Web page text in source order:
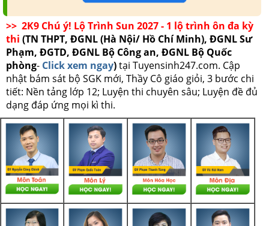
>> 2K9 Chú ý! Lộ Trình Sun 2027 - 1 lộ trình ôn đa kỳ
thi (TN THPT, ĐGNL (Hà Nội/ Hồ Chí Minh), ĐGNL Sư
Phạm, ĐGTD, ĐGNL Bộ Công an, ĐGNL Bộ Quốc
phòng- Click xem ngay)tại Tuyensinh247.com. Cập
nhật bám sát bộ SGK mới, Thầy Cô giáo giỏi, 3 bước chi
tiết: Nền tảng lớp 12; Luyện thi chuyên sâu; Luyện đề đủ
dạng đáp ứng mọi kì thi.